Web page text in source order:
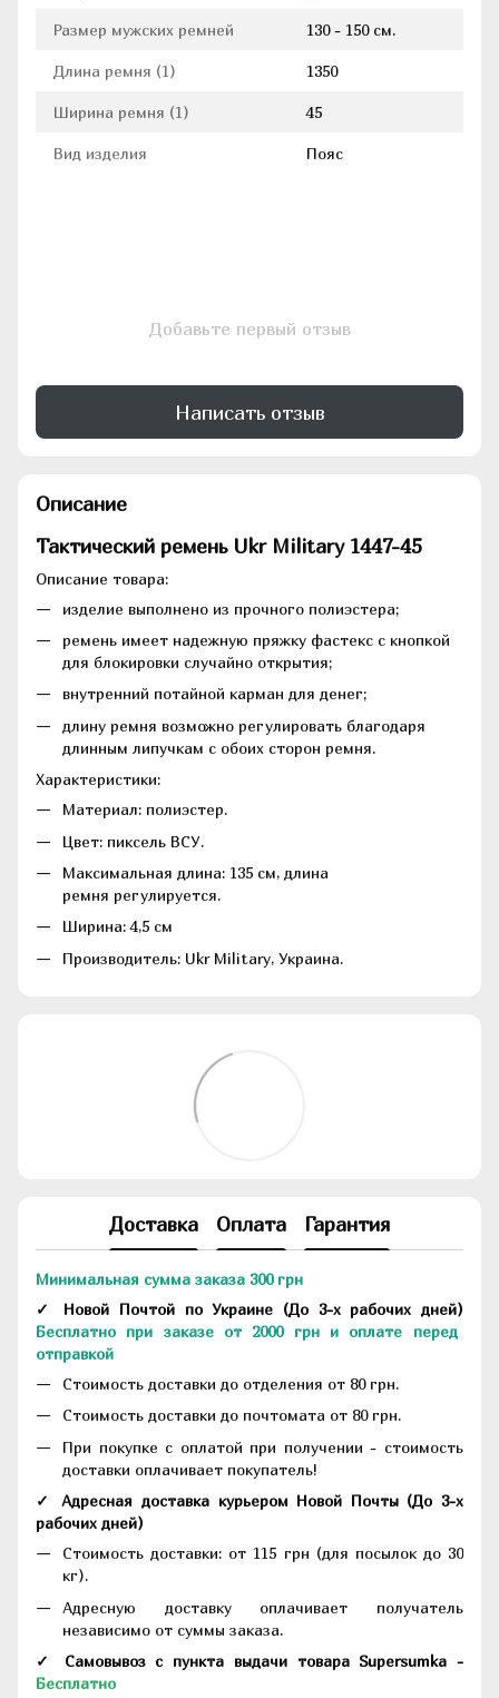
Размер мужских ремней 130 - 150 см.
Длина ремня (1) 1350
Ширина ремня (1) 45
Вид изделия Пояс
Добавьте первый отзыв
Написать отзыв
Описание
Тактический ремень Ukr Military 1447-45
Описание товара:
изделие выполнено из прочного полиэстера;
ремень имеет надежную пряжку фастекс с кнопкой
для блокировки случайно открытия;
внутренний потайной карман для денег;
длину ремня возможно регулировать благодаря
длинным липучкам с обоих сторон ремня.
Характеристики:
Материал: полиэстер.
Цвет: пиксель ВСУ.
Максимальная длина: 135 см, длина
ремня регулируется.
Ширина: 4,5 см
Производитель: Ukr Military, Украина.
Доставка Оплата Гарантия
Минимальная сумма заказа 300 грн
✓ Новой Почтой по Украине (До 3-х рабочих дней)
Бесплатно при заказе от 2000 грн и оплате перед
отправкой
Стоимость доставки до отделения от 80 грн.
Стоимость доставки до почтомата от 80 грн.
При покупке с оплатой при получении - стоимость
доставки оплачивает покупатель!
✓ Адресная доставка курьером Новой Почты (До 3-х
рабочих дней)
Стоимость доставки: от 115 грн (для посылок до 30
кг).
Адресную доставку оплачивает получатель
независимо от суммы заказа.
✓ Самовывоз с пункта выдачи товара Supersumka -
Бесплатно